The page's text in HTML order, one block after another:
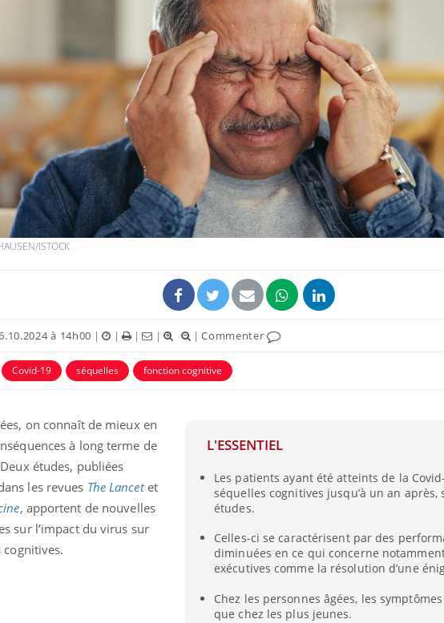
ISTOCK
à 14h00 | | | | |Commenter
Covid-19 séquelles fonction cognitive
L'ESSENTIEL
Les patients ayant été atteints de la
séquelles cognitives jusqu’à un an après,
études.
Celles-ci se caractérisent par des
diminuées en ce qui concerne
exécutives comme la résolution d’une
Chez les personnes âgées, les
que chez les plus jeunes.
on connaît de mieux en
à long terme de
études, publiées
les revues The Lancetet
, apportent de nouvelles
sur l’impact du virus sur
fin du comprimé
jours se profile-t-
?
votre ventre
t-il les premiers
vos vacances ?
chaleurs :
le risque de
grimpe-t-il ?
Le Viagra pourrait-il
freiner la propagation du
cancer ?
Pourquoi manger moins
de protéines pourrait
finalement être bénéfique
Grossesse et chaleur : ce
que dit la science
Mains :
Youtube
faciles à aborder...
poser des
Youtube
Carence en fer : comprendre pour
prévenir Youtube
Fatigue, irritabilité, brouillard mental ou
même alopécie… Les symptômes de la
carence en fer sont multiples ce qui la rend
Youtube
Insuline &
osait en
En 2026,
reste entourée
patients comme